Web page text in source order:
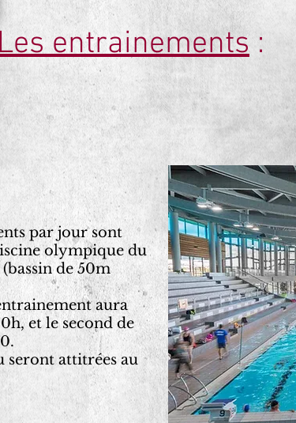
entrainements:
par jour sont
olympique du
de 50m
aura
et le second de
seront attitrées au